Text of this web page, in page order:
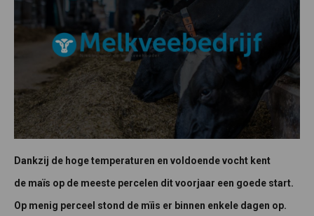
Dankzij de hoge temperaturen en voldoende vocht kent
de maïs op de meeste percelen dit voorjaar een goede start.
Op menig perceel stond de mïis er binnen enkele dagen op.